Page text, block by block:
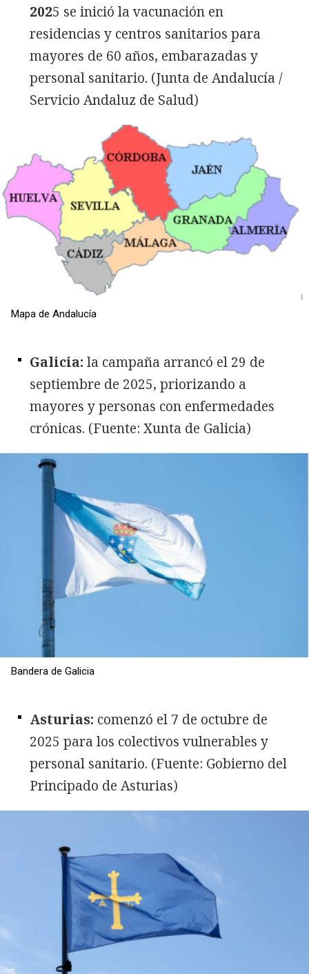
2025 se inició la vacunación en
residencias y centros sanitarios para
mayores de 60 años, embarazadas y
personal sanitario. (Junta de Andalucía /
Servicio Andaluz de Salud)
Mapa de Andalucía
Galicia: la campaña arrancó el 29 de
septiembre de 2025, priorizando a
mayores y personas con enfermedades
crónicas. (Fuente: Xunta de Galicia)
Bandera de Galicia
Asturias: comenzó el 7 de octubre de
2025 para los colectivos vulnerables y
personal sanitario. (Fuente: Gobierno del
Principado de Asturias)